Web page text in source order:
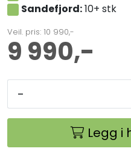
Sandefjord:10+ stk
Veil. pris: 10 990,-
9 990,-
-
Legg i